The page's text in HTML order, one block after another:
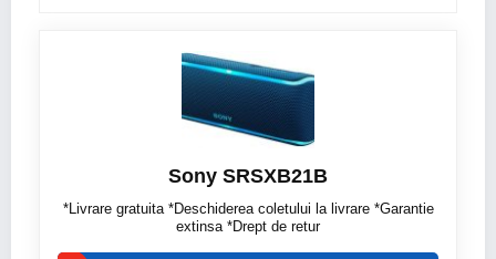
Sony SRSXB21B
*Livrare gratuita *Deschiderea coletului la livrare *Garantie
extinsa *Drept de retur